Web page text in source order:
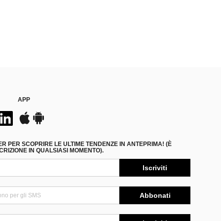
APP
PER SCOPRIRE LE ULTIME TENDENZE IN ANTEPRIMA! (È
IN QUALSIASI MOMENTO).
Iscriviti
Abbonati